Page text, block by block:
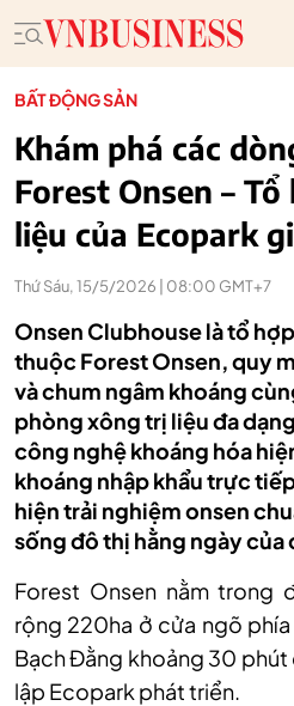
BẤT ĐỘNG SẢN
Khám phá các
Forest Onsen –
liệu của Ecopark
Thứ Sáu, 15/5/2026 | 08:00 GMT+7
Onsen Clubhouse là tổ
thuộc Forest Onsen, quy
và chum ngâm khoáng
phòng xông trị liệu đa
công nghệ khoáng hóa
khoáng nhập khẩu trực
hiện trải nghiệm onsen
sống đô thị hằng ngày của
Forest Onsen nằm trong
rộng 220ha ở cửa ngõ phía
Bạch Đằng khoảng 30 phút
lập Ecopark phát triển.